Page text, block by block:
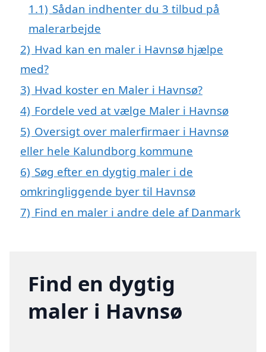
1.1) Sådan indhenter du 3 tilbud på
malerarbejde
2) Hvad kan en maler i Havnsø hjælpe
med?
3) Hvad koster en Maler i Havnsø?
4) Fordele ved at vælge Maler i Havnsø
5) Oversigt over malerfirmaer i Havnsø
eller hele Kalundborg kommune
6) Søg efter en dygtig maler i de
omkringliggende byer til Havnsø
7) Find en maler i andre dele af Danmark
Find en dygtig
maler i Havnsø